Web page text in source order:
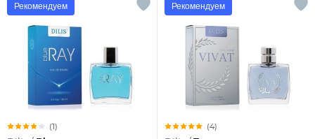
Рекомендуем
(1)
Рекомендуем
(4)